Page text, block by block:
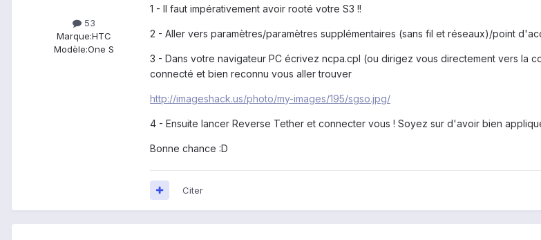
53
Marque:HTC
Modèle:One S
1 - Il faut impérativement avoir rooté votre S3 !!
2 - Aller vers paramètres/paramètres supplémentaires (sans fil et réseaux)/point
3 - Dans votre navigateur PC écrivez ncpa.cpl (ou dirigez vous directement vers la
connecté et bien reconnu vous aller trouver
http://imageshack.us/photo/my-images/195/sgso.jpg/
4 - Ensuite lancer Reverse Tether et connecter vous ! Soyez sur d'avoir bien
Bonne chance :D
Citer